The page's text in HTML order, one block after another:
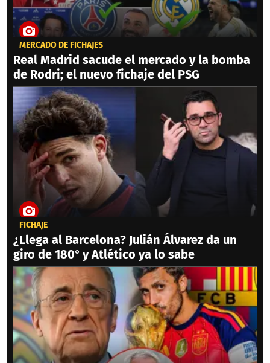
MERCADO DE FICHAJES
Real Madrid sacude el mercado y la bomba
de Rodri; el nuevo fichaje del PSG
FICHAJE
¿Llega al Barcelona? Julián Álvarez da un
giro de 180° y Atlético ya lo sabe